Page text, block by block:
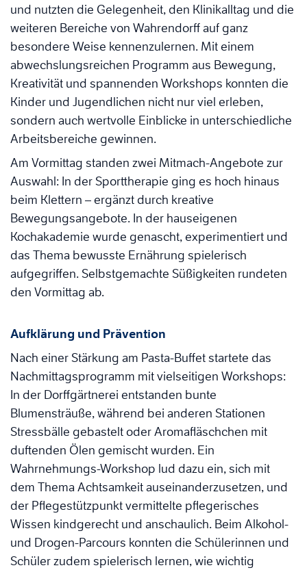
und nutzten die Gelegenheit, den Klinikalltag und die
weiteren Bereiche von Wahrendorff auf ganz
besondere Weise kennenzulernen. Mit einem
abwechslungsreichen Programm aus Bewegung,
Kreativität und spannenden Workshops konnten die
Kinder und Jugendlichen nicht nur viel erleben,
sondern auch wertvolle Einblicke in unterschiedliche
Arbeitsbereiche gewinnen.
Am Vormittag standen zwei Mitmach-Angebote zur
Auswahl: In der Sporttherapie ging es hoch hinaus
beim Klettern – ergänzt durch kreative
Bewegungsangebote. In der hauseigenen
Kochakademie wurde genascht, experimentiert und
das Thema bewusste Ernährung spielerisch
aufgegriffen. Selbstgemachte Süßigkeiten rundeten
den Vormittag ab.
Aufklärung und Prävention
Nach einer Stärkung am Pasta-Buffet startete das
Nachmittagsprogramm mit vielseitigen Workshops:
In der Dorffgärtnerei entstanden bunte
Blumensträuße, während bei anderen Stationen
Stressbälle gebastelt oder Aromafläschchen mit
duftenden Ölen gemischt wurden. Ein
Wahrnehmungs-Workshop lud dazu ein, sich mit
dem Thema Achtsamkeit auseinanderzusetzen, und
der Pflegestützpunkt vermittelte pflegerisches
Wissen kindgerecht und anschaulich. Beim Alkohol-
und Drogen-Parcours konnten die Schülerinnen und
Schüler zudem spielerisch lernen, wie wichtig